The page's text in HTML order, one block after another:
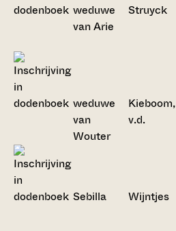
weduwe
van Arie
Struyck
weduwe
van
Wouter
Kieboom,
v.d.
Sebilla Wijntjes